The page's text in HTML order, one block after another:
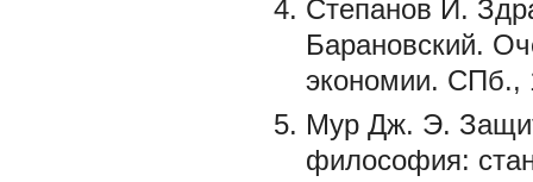
Степанов И.
Барановский.
экономии. СПб.,
Мур Дж. Э.
философия: